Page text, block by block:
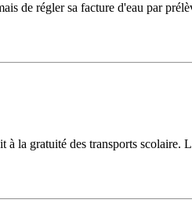
de régler sa facture d'eau par
la gratuité des transports scolaire.